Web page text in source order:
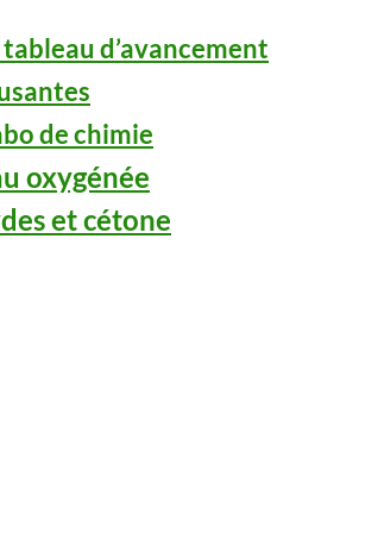
d’avancement
de chimie
oxygénée
et cétone